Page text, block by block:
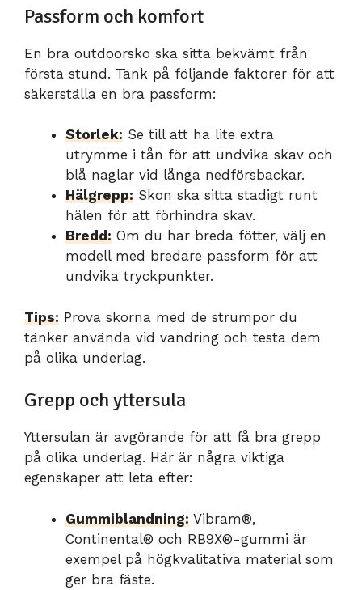
Passform och komfort
En bra outdoorsko ska sitta bekvämt från
första stund. Tänk på följande faktorer för att
säkerställa en bra passform:
Storlek: Se till att ha lite extra
utrymme i tån för att undvika skav och
blå naglar vid långa nedförsbackar.
Hälgrepp: Skon ska sitta stadigt runt
hälen för att förhindra skav.
Bredd: Om du har breda fötter, välj en
modell med bredare passform för att
undvika tryckpunkter.
Tips: Prova skorna med de strumpor du
tänker använda vid vandring och testa dem
på olika underlag.
Grepp och yttersula
Yttersulan är avgörande för att få bra grepp
på olika underlag. Här är några viktiga
egenskaper att leta efter:
Gummiblandning: Vibram®,
Continental® och RB9X®-gummi är
exempel på högkvalitativa material som
ger bra fäste.